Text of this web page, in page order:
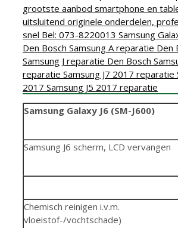
Samsung Galaxy J6 (SM-J600)
Samsung J6 scherm, LCD vervangen
Chemisch reinigen i.v.m.
vloeistof-/vochtschade)